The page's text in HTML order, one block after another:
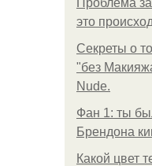
Проблема
это
Секреты о
"без
Nude.
Фан 1: ты
Брендона
Какой цвет